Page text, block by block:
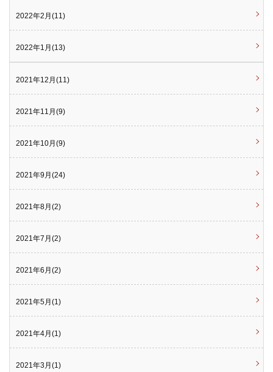
2022年2月(11)
2022年1月(13)
2021年12月(11)
2021年11月(9)
2021年10月(9)
2021年9月(24)
2021年8月(2)
2021年7月(2)
2021年6月(2)
2021年5月(1)
2021年4月(1)
2021年3月(1)